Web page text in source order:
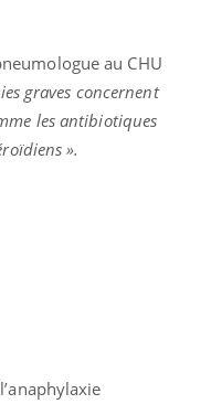
au CHU
graves concernent
les antibiotiques
».